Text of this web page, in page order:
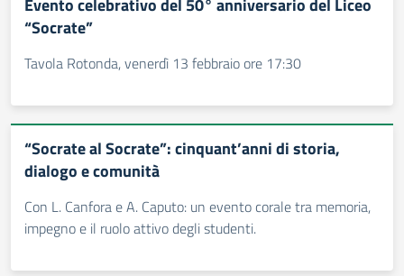
Evento celebrativo del 50° anniversario del Liceo
“Socrate”
Tavola Rotonda, venerdì 13 febbraio ore 17:30
“Socrate al Socrate”: cinquant’anni di storia,
dialogo e comunità
Con L. Canfora e A. Caputo: un evento corale tra memoria,
impegno e il ruolo attivo degli studenti.